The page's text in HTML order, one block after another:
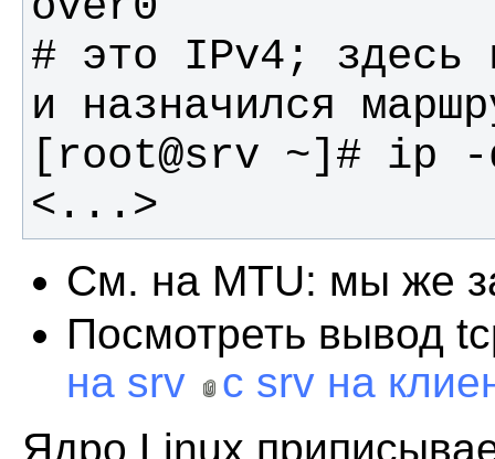
# это IPv4; здесь
<...>
См. на MTU: мы же
Посмотреть вывод
на srv
с srv на
Ядро Linux